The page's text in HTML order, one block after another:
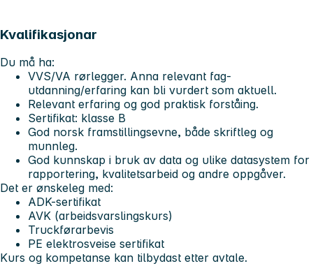
Kvalifikasjonar
Du må ha:
VVS/VA rørlegger. Anna relevant fag-
utdanning/erfaring kan bli vurdert som aktuell.
Relevant erfaring og god praktisk forståing.
Sertifikat: klasse B
God norsk framstillingsevne, både skriftleg og
munnleg.
God kunnskap i bruk av data og ulike datasystem for
rapportering, kvalitetsarbeid og andre oppgåver.
Det er ønskeleg med:
ADK-sertifikat
AVK (arbeidsvarslingskurs)
Truckførarbevis
PE elektrosveise sertifikat
Kurs og kompetanse kan tilbydast etter avtale.